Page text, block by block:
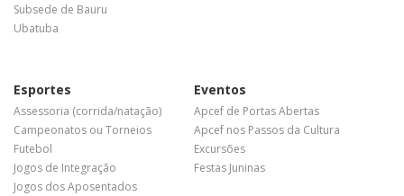
Subsede de Bauru
Ubatuba
Esportes
Assessoria (corrida/natação)
Campeonatos ou Torneios
Futebol
Jogos de Integração
Jogos dos Aposentados
Eventos
Apcef de Portas Abertas
Apcef nos Passos da Cultura
Excursões
Festas Juninas